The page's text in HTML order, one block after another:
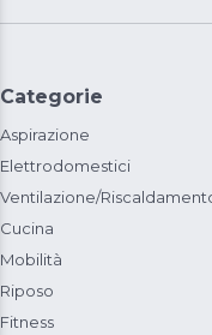
Categorie
Aspirazione
Elettrodomestici
Ventilazione/
Cucina
Mobilità
Riposo
Fitness